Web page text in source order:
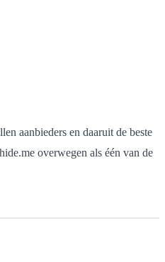
aanbieders en daaruit de beste
overwegen als één van de